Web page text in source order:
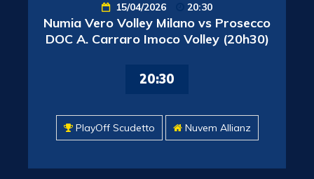
15/04/2026 20:30
Numia Vero Volley Milano vs Prosecco
DOC A. Carraro Imoco Volley (20h30)
20:30
PlayOff Scudetto Nuvem Allianz